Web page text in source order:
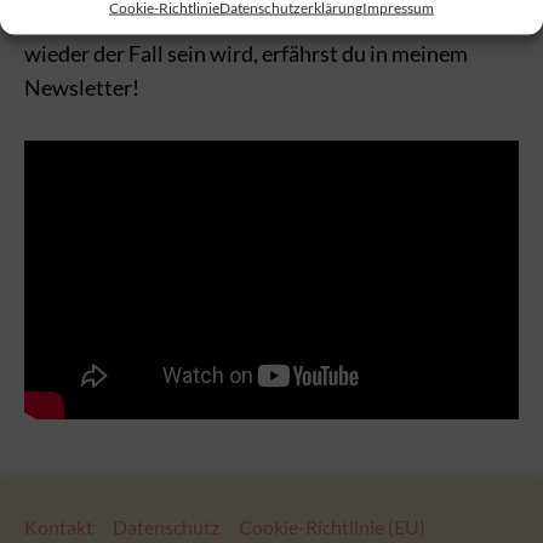
Cookie-RichtlinieDatenschutzerklärungImpressum
er auch mit meiner Begleitung statt. Wann das
wieder der Fall sein wird, erfährst du in meinem
Newsletter!
Kontakt Datenschutz Cookie-Richtlinie (EU)